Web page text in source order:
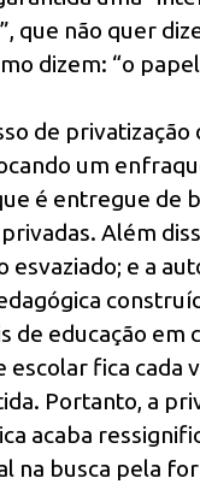
que não quer
dizem: “o
de privatização
um
é entregue de
Além
esvaziado; e a
de educação em
escolar fica cada
Portanto, a
acaba
na busca pela